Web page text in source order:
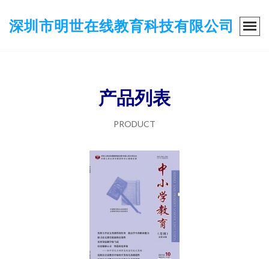
深圳市明世在线教育科技有限公司
产品列表
PRODUCT